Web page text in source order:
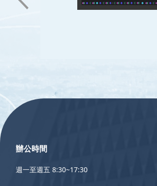
:::
辦公時間
週一至週五 8:30~17:30